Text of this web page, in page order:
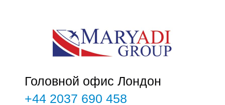
Головной офис Лондон
+44 2037 690 458